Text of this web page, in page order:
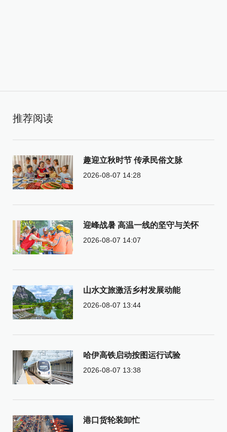
推荐阅读
趣迎立秋时节 传承民俗文脉
2026-08-07 14:28
迎峰战暑 高温一线的坚守与关怀
2026-08-07 14:07
山水文旅激活乡村发展动能
2026-08-07 13:44
哈伊高铁启动按图运行试验
2026-08-07 13:38
港口货轮装卸忙